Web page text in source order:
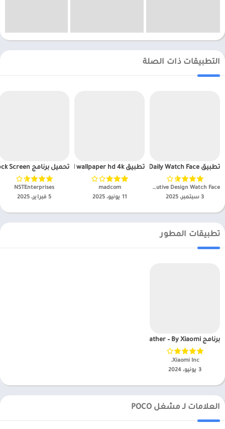
التطبيقات ذات الصلة
تطبيق EXD129: Daily Watch Face مهكر
Executive Design Watch Face‏
3 سبتمبر، 2025
تطبيق Resident evil wallpaper hd 4k مهكر
madcom‏
11 يونيو، 2025
تحميل برنامج TREK Lock Screen مهكر APK للاندرويد 2025
NSTEnterprises‏
5 فبراير، 2025
تطبيقات المطور
برنامج Weather – By Xiaomi مهكر APK للاندرويد 2025
Xiaomi Inc.‏
3 يونيو، 2024
العلامات لـ مشغل POCO